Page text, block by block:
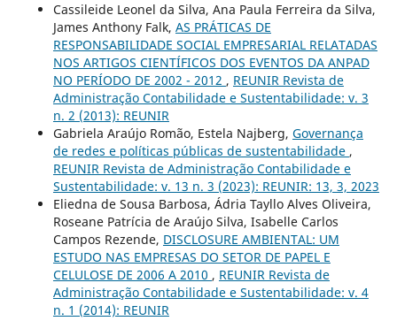
Cassileide Leonel da Silva, Ana Paula Ferreira da Silva,
James Anthony Falk, AS PRÁTICAS DE
RESPONSABILIDADE SOCIAL EMPRESARIAL RELATADAS
NOS ARTIGOS CIENTÍFICOS DOS EVENTOS DA ANPAD
NO PERÍODO DE 2002 - 2012 , REUNIR Revista de
Administração Contabilidade e Sustentabilidade: v. 3
n. 2 (2013): REUNIR
Gabriela Araújo Romão, Estela Najberg, Governança
de redes e políticas públicas de sustentabilidade ,
REUNIR Revista de Administração Contabilidade e
Sustentabilidade: v. 13 n. 3 (2023): REUNIR: 13, 3, 2023
Eliedna de Sousa Barbosa, Ádria Tayllo Alves Oliveira,
Roseane Patrícia de Araújo Silva, Isabelle Carlos
Campos Rezende, DISCLOSURE AMBIENTAL: UM
ESTUDO NAS EMPRESAS DO SETOR DE PAPEL E
CELULOSE DE 2006 A 2010 , REUNIR Revista de
Administração Contabilidade e Sustentabilidade: v. 4
n. 1 (2014): REUNIR